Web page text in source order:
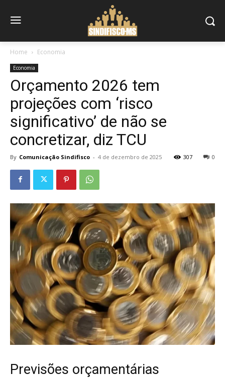
Home Economia
Economia
Orçamento 2026 tem
projeções com ‘risco
significativo’ de não se
concretizar, diz TCU
By Comunicação Sindifisco - 4 de dezembro de 2025 0
307
Previsões orçamentárias